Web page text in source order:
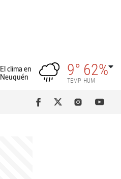
El clima en
Neuquén
9°
TEMP
62%
HUM